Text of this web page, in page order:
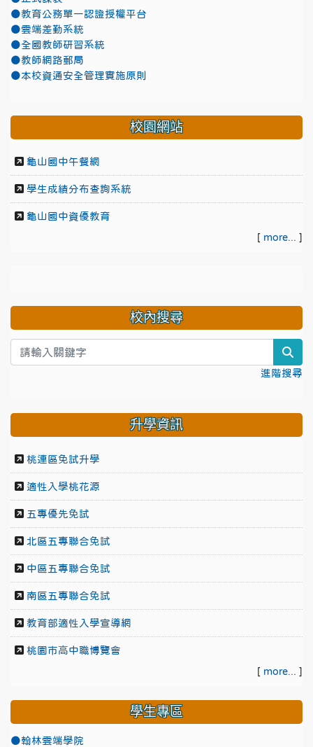
●教育公務單一認證授權平台
●雲端差勤系統
●全國教師研習系統
●教師網路郵局
●本校資通安全管理實施原則
校園網站
龜山國中午餐網
學生成績分布查詢系統
龜山國中資優教育
[ more... ]
校內搜尋
進階搜尋
升學資訊
桃連區免試升學
適性入學桃花源
五專優先免試
北區五專聯合免試
中區五專聯合免試
南區五專聯合免試
教育部適性入學宣導網
桃園市高中職博覽會
[ more... ]
學生專區
●翰林雲端學院